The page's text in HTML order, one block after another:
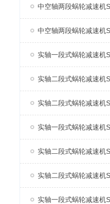
中空轴两段蜗轮减速机
中空轴两段蜗轮减速机
实轴一段式蜗轮减速机
实轴二段式蜗轮减速机
实轴二段式蜗轮减速机
实轴一段式蜗轮减速机
实轴二段式蜗轮减速机
实轴二段式蜗轮减速机
实轴一段式蜗轮减速机